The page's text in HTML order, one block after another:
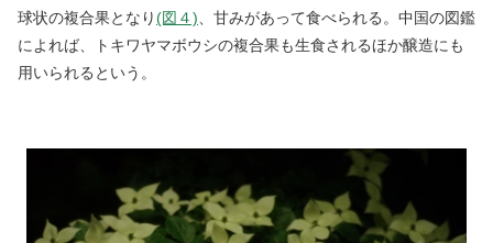
球状の複合果となり(図４) 、甘みがあって食べられる。中国の図鑑
によれば、トキワヤマボウシの複合果も生食されるほか醸造にも
用いられるという。